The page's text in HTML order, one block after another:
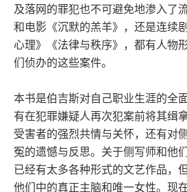
及落网的罪犯也不可避免地渗入了
和电影《沉默的羔羊》，还是连续
心理》《法律与秩序》，都有人物
们侦办的这些案件。
本书是伯吉斯对自己职业生涯的全
有在犯罪嫌疑人再次犯案前将其缉
受害者的强烈共情与关怀，还有对
冤的遗憾与反思。关于侧写师和他
已经有太多各种形式的文艺作品，
他们中的真正主脑和唯一女性。现